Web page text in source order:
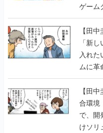
ゲーム
【若ゲ
【田
「新
入れた
ムに革
のいた
【田
合環境
で、開
けソリ